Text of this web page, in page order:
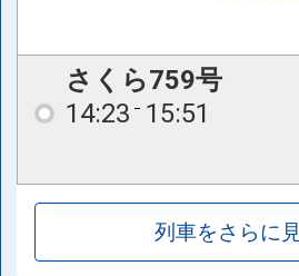
さくら759号
14:23 15:51
列車をさらに